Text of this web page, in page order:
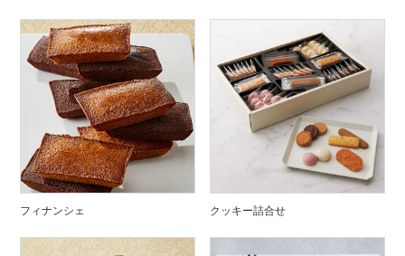
フィナンシェ クッキー詰合せ